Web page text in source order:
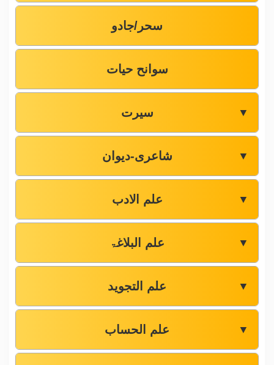
سحر/جادو
سوانح حیات
سیرت ▼
شاعری-دیوان ▼
علم الادب ▼
علم البلاغۃ ▼
علم التجوید ▼
علم الحساب ▼